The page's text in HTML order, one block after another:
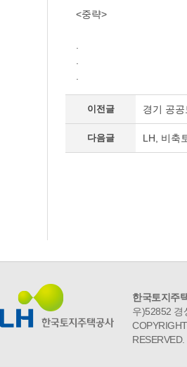
<중략>
이전글 경기 공
다음글 LH, 비축
한국토지주
우)52852 경
RESERVED.